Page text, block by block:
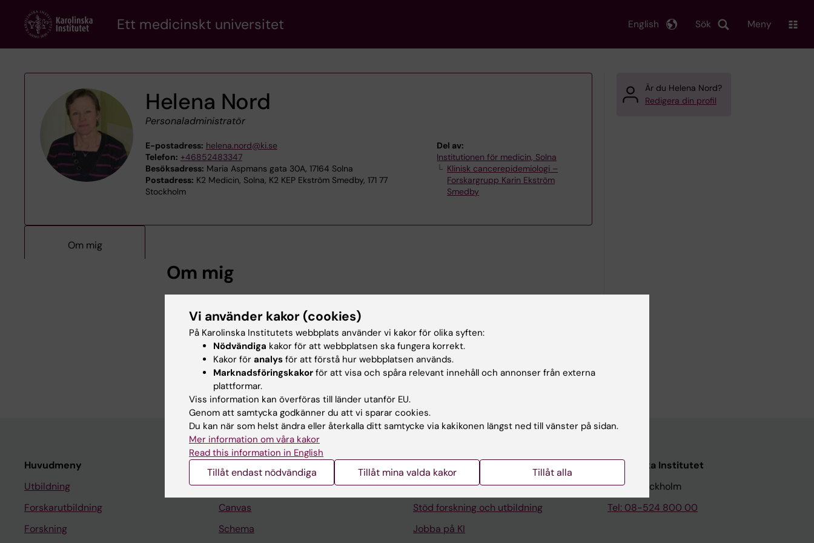
content
Ett medicinskt universitet Sök
English Meny
Helena Nord
Personaladministratör
E-postadress: helena.nord@ki.se
Telefon: +46852483347
Besöksadress: Maria Aspmans gata 30A, 17164 Solna
Postadress: K2 Medicin, Solna, K2 KEP Ekström Smedby, 171 77
Stockholm
Del av:
Institutionen för medicin, Solna
Klinisk cancerepidemiologi –
Forskargrupp Karin Ekström
Smedby
Om mig
Om mig
Läkemedelsepidemiologi (KEP/CPE), på Institutionen Medicin Solna.
Jag tar hand om alla personalrelaterade ärenden på KEP/CPE som
anställningsärenden, semesterfrågor, ledighetsfrågor, sjukanmälningar
samt reserelaterade ärenden som kontakt med resebyrån, reseorder,
resefakturor.
Är du Helena Nord?
Redigera din profil
Huvudmeny
Utbildning
Forskarutbildning
Forskning
Student
Ladok
Canvas
Schema
Kontakta och besök KI
Universitetsbiblioteket
Stöd forskning och utbildning
Jobba på KI
Karolinska Institutet
171 77 Stockholm
Tel: 08-524 800 00
Vi använder kakor (cookies)
På Karolinska Institutets webbplats använder vi kakor för olika syften:
Nödvändiga kakor för att webbplatsen ska fungera korrekt.
Kakor för analys för att förstå hur webbplatsen används.
Marknadsföringskakor för att visa och spåra relevant innehåll och annonser från externa
plattformar.
Viss information kan överföras till länder utanför EU.
Genom att samtycka godkänner du att vi sparar cookies.
Du kan när som helst ändra eller återkalla ditt samtycke via kakikonen längst ned till vänster på sidan.
Mer information om våra kakor
Read this information in English
Tillåt endast nödvändiga Tillåt mina valda kakor Tillåt alla